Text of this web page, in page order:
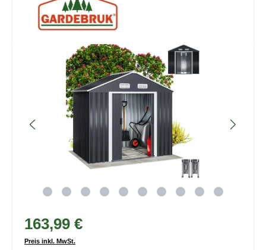
Bildergalerie überspringen
163,99 €
Preis inkl. MwSt.